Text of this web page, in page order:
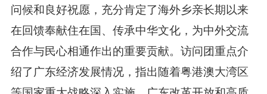
问候和良好祝愿，充分肯定了海外乡亲长期以来
在回馈奉献住在国、 传承中华文化，为中外交流
合作与民心相通作出的重要贡献。 访问团重点介
绍了广东经济发展情况，指出随着粤港澳大湾区